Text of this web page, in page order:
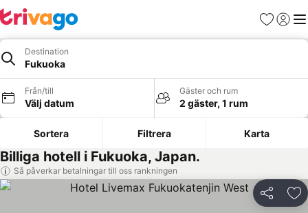
Favoriter
Logga
Destination
Fukuoka
Från/till
Välj datum
Gäster och rum
2 gäster, 1 rum
Sortera Filtrera Karta
Billiga hotell i Fukuoka, Japan.
Så påverkar betalningar till oss rankningen
Dela